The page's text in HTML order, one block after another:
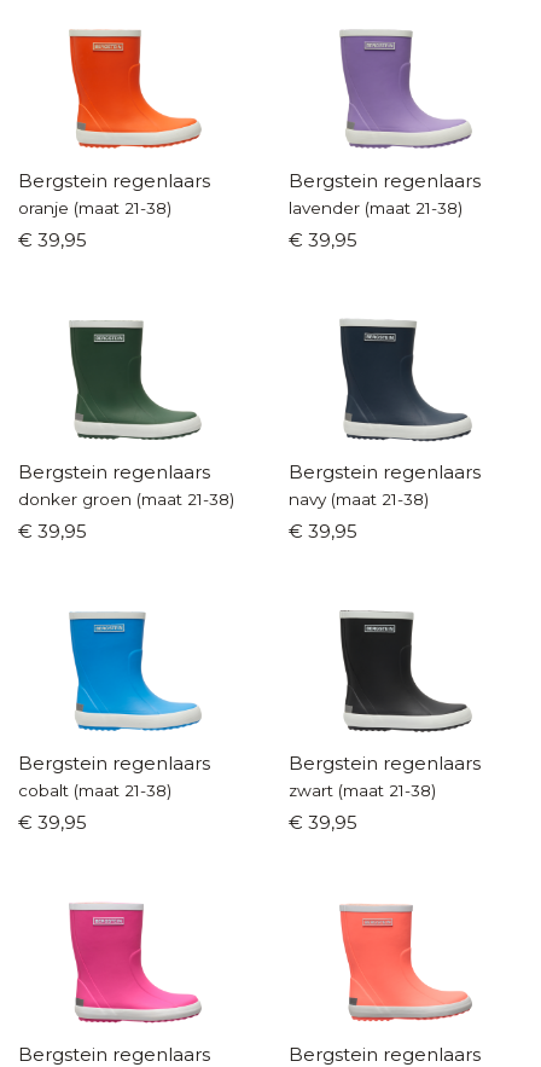
Bergstein regenlaars
oranje (maat 21-38)
€ 39,95
Bergstein regenlaars
lavender (maat 21-38)
€ 39,95
Bergstein regenlaars
donker groen (maat 21-38)
€ 39,95
Bergstein regenlaars
navy (maat 21-38)
€ 39,95
Bergstein regenlaars
cobalt (maat 21-38)
€ 39,95
Bergstein regenlaars
zwart (maat 21-38)
€ 39,95
Bergstein regenlaars Bergstein regenlaars